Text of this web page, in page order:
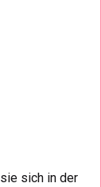
sich in der